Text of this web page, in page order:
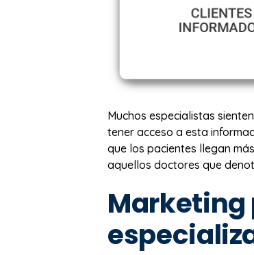
Muchos especialistas
tener acceso a esta
que los pacientes llegan
aquellos doctores que